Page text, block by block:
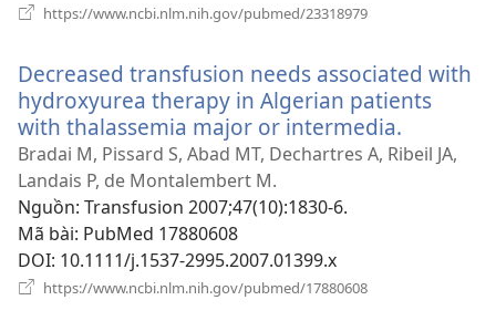
https://www.ncbi.nlm.nih.gov/pubmed/23318979
mới)
Decreased transfusion needs associated with
hydroxyurea therapy in Algerian patients
with thalassemia major or intermedia.
cửa
Bradai M, Pissard S, Abad MT, Dechartres A, Ribeil JA,
Landais P, de Montalembert M.
Nguồn‎: Transfusion 2007;47(10):1830-6.
Mã bài‎: PubMed 17880608
DOI‎: 10.1111/j.1537-2995.2007.01399.x
https://www.ncbi.nlm.nih.gov/pubmed/17880608